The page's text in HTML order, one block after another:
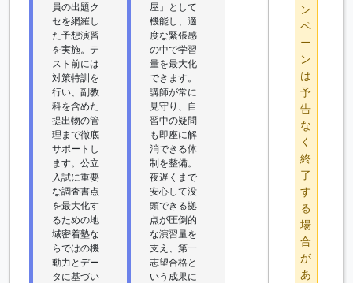
員の出題ク
セを網羅し
た予想演習
を実施。テ
スト前には
対策特訓を
行い、副教
科を含めた
提出物の管
理まで徹底
サポートし
ます。公立
入試に重要
な調査書点
を最大化す
るための地
域密着塾な
らではの機
動力とデー
タに基づい
屋」として
機能し、適
度な緊張感
の中で学習
量を最大化
できます。
講師が常に
見守り、自
習中の疑問
も即座に解
消できる体
制を整備。
夜遅くまで
安心して没
頭できる拠
点が圧倒的
な演習量を
支え、第一
志望合格と
いう成果に
ン
ペ
ー
ン
は
予
告
な
く
終
了
す
る
場
合
が
あ